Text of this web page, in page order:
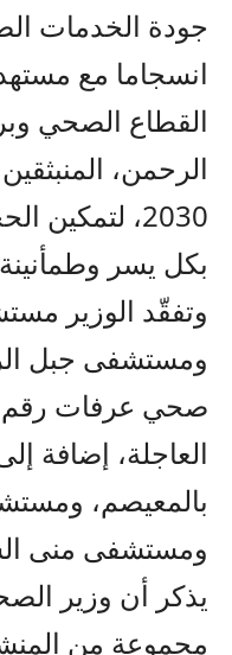
جودة الخدمات
انسجاما مع
القطاع الصحي
الرحمن،
2030،
بكل يسر
وتفقّد الوزير
ومستشفى جبل
العاجلة، إضافة
بالمعيصم،
ومستشفى منى
يذكر أن وزير
مجموعة من